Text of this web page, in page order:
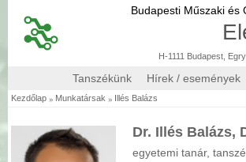
Budapesti Műszaki
H-1111 Budapest,
Tanszékünk Hírek / események
Kezdőlap » Munkatársak » Illés Balázs
Dr. Illés Balázs,
egyetemi tanár,